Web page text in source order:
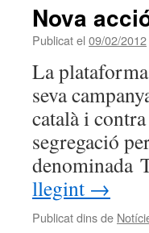
Nova
Publicat el 09/02/2012
La
seva
català i
segregació
denominada
llegint →
Publicat dins de